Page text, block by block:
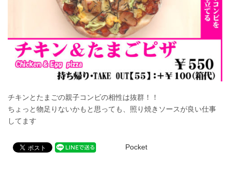
チキンとたまごの親子コンビの相性は抜群！！
ちょっと物足りないかもと思っても、照り焼きソースが良い仕事
してます
Pocket